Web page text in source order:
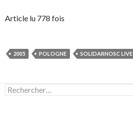
Article lu 778 fois
2005 POLOGNE SOLIDARNOSC LIVE
Rechercher :